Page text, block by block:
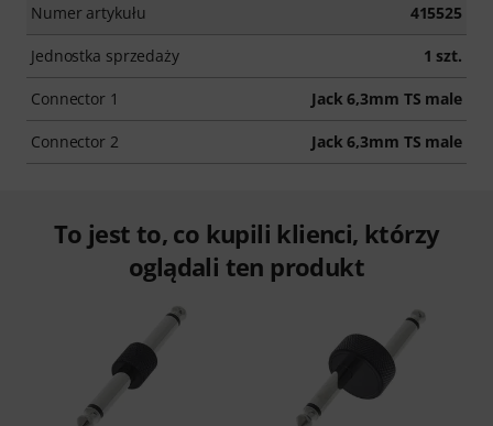
Numer artykułu 415525
Jednostka sprzedaży 1 szt.
Connector 1 Jack 6,3mm TS male
Connector 2 Jack 6,3mm TS male
To jest to, co kupili klienci, którzy
oglądali ten produkt